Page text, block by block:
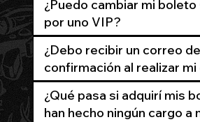
¿Puedo cambiar mi boleto
por uno VIP?
¿Debo recibir un correo de
confirmación al realizar
¿Qué pasa si adquirí mis
han hecho ningún cargo a